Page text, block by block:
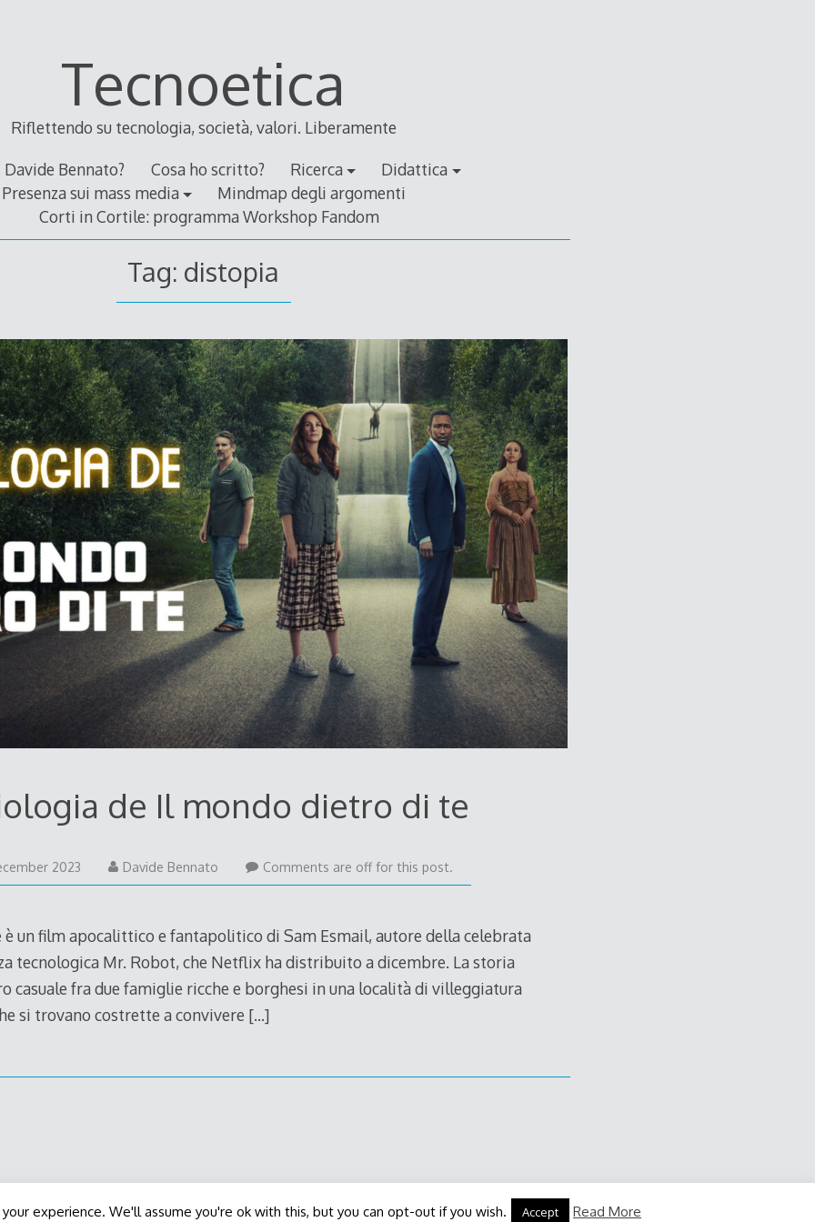
Tecnoetica
Riflettendo su tecnologia, società, valori. Liberamente
Davide Bennato? Cosa ho scritto? Ricerca
Didattica
Presenza sui mass media
Mindmap degli argomenti
Corti in Cortile: programma Workshop Fandom
Tag: distopia
de Il mondo dietro di te
202324
January
Davide Bennato Comments are off for this post.
un film apocalittico e fantapolitico di Sam Esmail, autore della celebrata
tecnologica Mr. Robot, che Netflix ha distribuito a dicembre. La storia
casuale fra due famiglie ricche e borghesi in una località di villeggiatura
si trovano costrette a convivere […]
experience. We'll assume you're ok with this, but you can opt-out if you wish. Accept Read More